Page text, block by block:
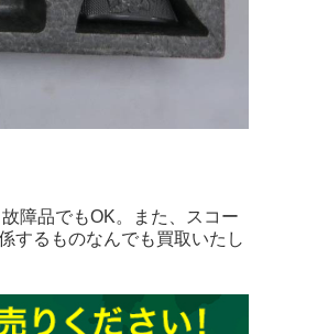
障品でもOK。また、スコー
するものなんでも買取いたし